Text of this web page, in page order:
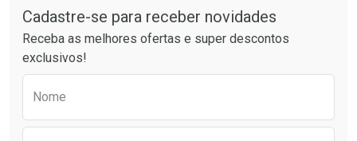
Cadastre-se para receber novidades
Receba as melhores ofertas e super descontos
exclusivos!
Nome